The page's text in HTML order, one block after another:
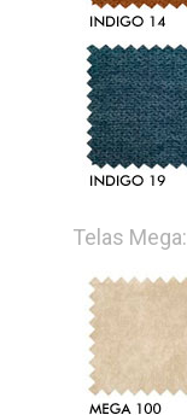
Telas Mega: